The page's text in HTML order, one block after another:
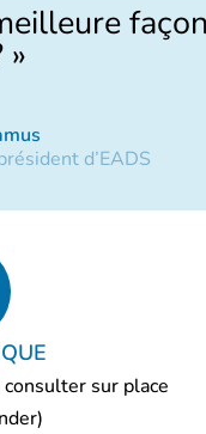
d’EADS
sur place